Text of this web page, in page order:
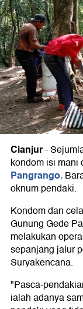
Cianjur-
kondom isi mani
Pangrango.
oknum pendaki.
Kondom dan
Gunung Gede
melakukan
sepanjang jalur
Suryakencana.
"Pasca-
ialah adanya